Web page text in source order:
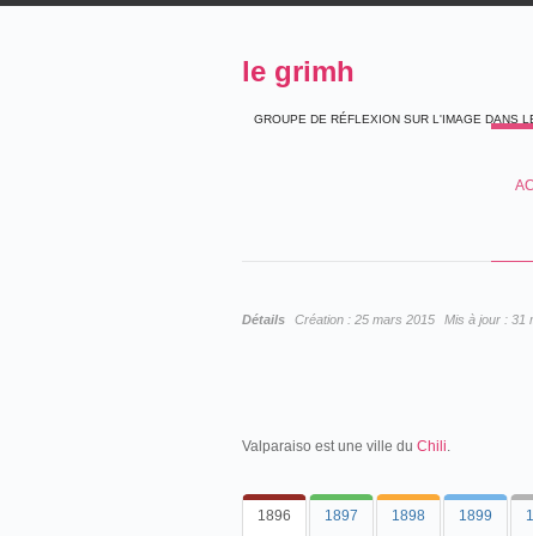
le grimh
GROUPE DE RÉFLEXION SUR L'IMAGE DANS
Détails Création : 25 mars 2015 Mis à jour : 31
Valparaiso est une ville du Chili.
1896 1897 1898 1899